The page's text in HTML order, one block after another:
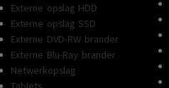
Externe opslag HDD
Externe opslag SSD
Externe DVD-RW brander
Externe Blu-Ray brander
Netwerkopslag